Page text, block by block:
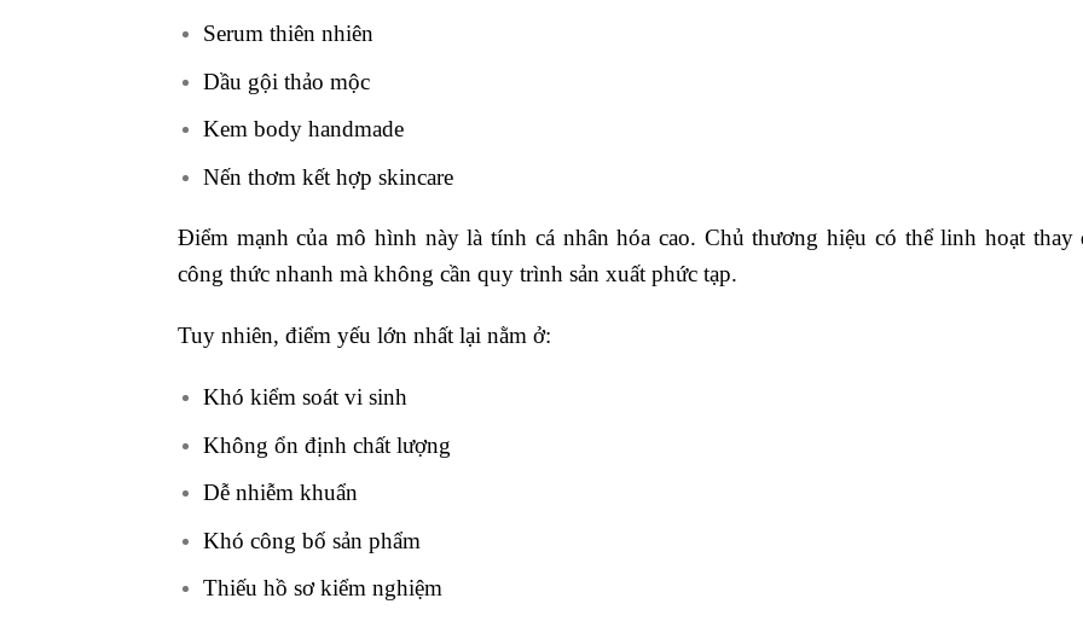
Serum thiên nhiên
Dầu gội thảo mộc
Kem body handmade
Nến thơm kết hợp skincare
Điểm mạnh của mô hình này là tính cá nhân hóa cao. Chủ thương hiệu có thể linh hoạt thay
công thức nhanh mà không cần quy trình sản xuất phức tạp.
Tuy nhiên, điểm yếu lớn nhất lại nằm ở:
Khó kiểm soát vi sinh
Không ổn định chất lượng
Dễ nhiễm khuẩn
Khó công bố sản phẩm
Thiếu hồ sơ kiểm nghiệm